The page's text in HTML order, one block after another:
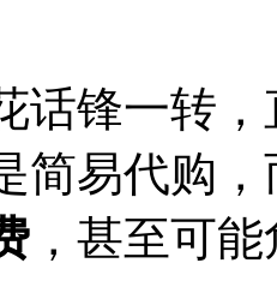
话锋一转
简易代购
，甚至可